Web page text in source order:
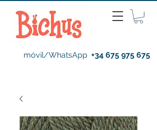
móvil/WhatsApp +34 675 975 675